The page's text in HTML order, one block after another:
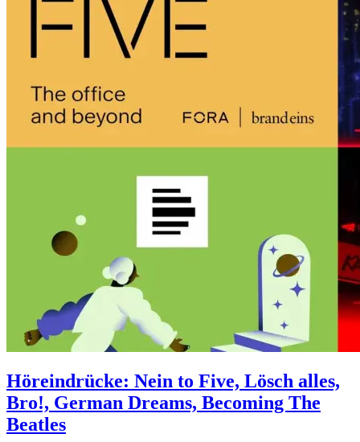
ich
jetzt
das
Problem?,
The
Sleaze,
von
der
So
Many
Voices
Höreindrücke: Nein to Five, Lösch alles,
Bro!, German Dreams, Becoming The
Beatles